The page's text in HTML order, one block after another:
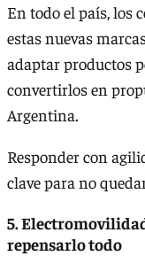
En todo el país, los
estas nuevas
adaptar productos
convertirlos en
Argentina.
Responder con
clave para no
5.
repensarlo todo